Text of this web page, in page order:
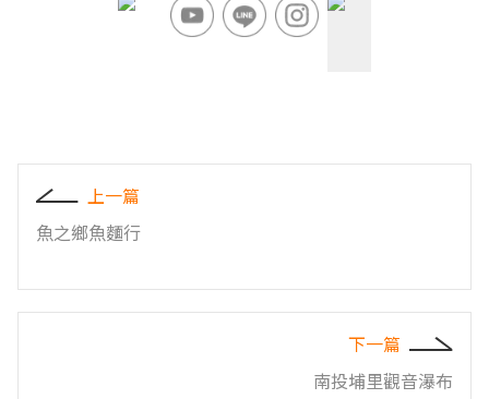
上一篇
魚之鄉魚麵行
下一篇
南投埔里觀音瀑布